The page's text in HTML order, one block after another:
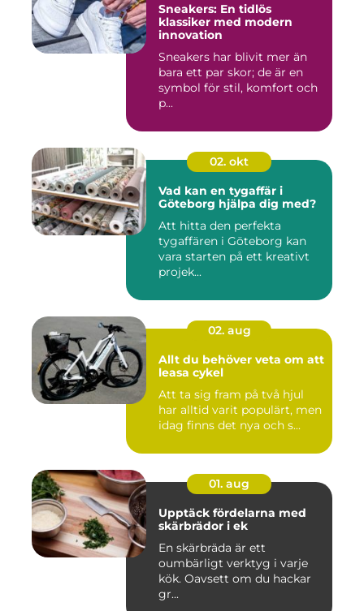
Sneakers: En tidlös
klassiker med modern
innovation
Sneakers har blivit mer än
bara ett par skor; de är en
symbol för stil, komfort och
p...
02. okt
Vad kan en tygaffär i
Göteborg hjälpa dig med?
Att hitta den perfekta
tygaffären i Göteborg kan
vara starten på ett kreativt
projek...
02. aug
Allt du behöver veta om att
leasa cykel
Att ta sig fram på två hjul
har alltid varit populärt, men
idag finns det nya och s...
01. aug
Upptäck fördelarna med
skärbrädor i ek
En skärbräda är ett
oumbärligt verktyg i varje
kök. Oavsett om du hackar
gr...